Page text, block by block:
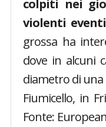
colpiti nei
violenti
grossa ha
dove in alcuni
diametro di una
Fiumicello, in
Fonte: